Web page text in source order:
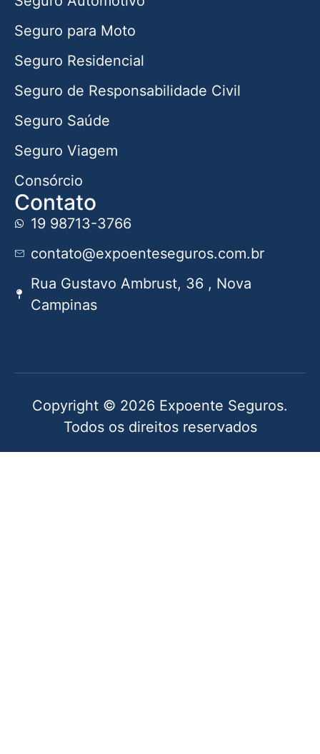
Seguro para Moto
Seguro Residencial
Seguro de Responsabilidade Civil
Seguro Saúde
Seguro Viagem
Consórcio
Contato
19 98713-3766
contato@expoenteseguros.com.br
Rua Gustavo Ambrust, 36 , Nova
Campinas
Copyright © 2026 Expoente Seguros.
Todos os direitos reservados